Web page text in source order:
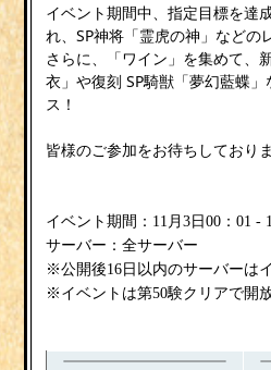
イベント期間中、指定目標を達
れ、SP神将「霊虎の神」などの
さらに、「ワイン」を集めて、
衣」や復刻 SP騎獣「夢幻藍蝶
ス！
皆様のご参加をお待ちしておりま
イベント期間：11月3日00：01 -
サーバー：全サーバー
※公開後16日以内のサーバーは
※イベントは第50験クリアで開